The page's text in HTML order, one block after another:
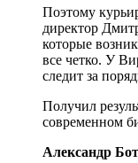
Поэтому
директор
которые
все четко. У
следит за
Получил
современном
Александр